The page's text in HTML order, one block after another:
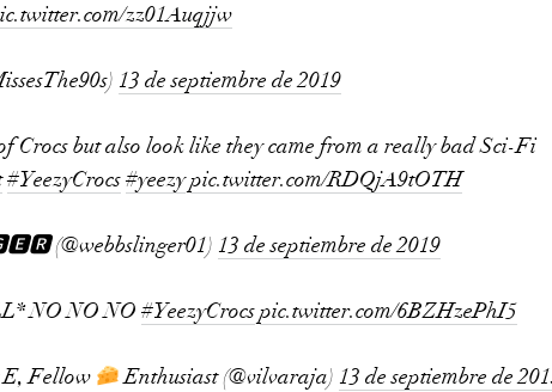
zz01Auqjjw
13 de septiembre de 2019
but also look like they came from a really bad Sci-Fi
#YeezyCrocs#yeezypic.twitter.com/RDQjA9tOTH
13 de septiembre de 2019
NO NO NO #YeezyCrocs pic.twitter.com/6BZHzePhI5
Fellow Enthusiast (@vilvaraja) 13 de septiembre de